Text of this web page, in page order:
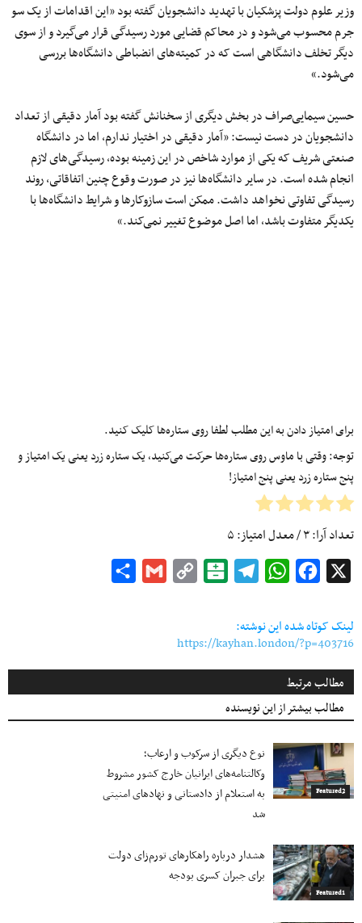
وزیر علوم دولت پزشکیان با تهدید دانشجویان گفته بود «این اقدامات از یک سو
جرم محسوب می‌شود و در محاکم قضایی مورد رسیدگی قرار می‌گیرد و از سوی
دیگر تخلف دانشگاهی است که در کمیته‌های انضباطی دانشگاه‌ها بررسی
می‌شود.»
حسین سیمایی‌صراف در بخش دیگری از سخنانش گفته بود آمار دقیقی از تعداد
دانشجویان در دست نیست:‌ «آمار دقیقی در اختیار ندارم، اما در دانشگاه
صنعتی شریف که یکی از موارد شاخص در این زمینه بوده، رسیدگی‌های لازم
انجام شده است. در سایر دانشگاه‌ها نیز در صورت وقوع چنین اتفاقاتی، روند
رسیدگی تفاوتی نخواهد داشت. ممکن است سازوکارها و شرایط دانشگاه‌ها با
یکدیگر متفاوت باشد، اما اصل موضوع تغییر نمی‌کند.»
برای امتیاز دادن به این مطلب لطفا روی ستاره‌ها کلیک کنید.
توجه: وقتی با ماوس روی ستاره‌ها حرکت می‌کنید، یک ستاره زرد یعنی یک امتیاز و
پنج ستاره زرد یعنی پنج امتیاز!
تعداد آرا:۳/ معدل امتیاز:۵
Facebook
WhatsApp
Telegram
Balatarin
Copy
Gmail
لینک کوتاه شده این نوشته:
https://kayhan.london/?p=403716
مطالب مرتبط
مطالب بیشتر از این نویسنده
Featured2
نوع دیگری از سرکوب و ارعاب؛
وکالتنامه‌های ایرانیان خارج کشور مشروط
به استعلام از دادستانی و نهادهای امنیتی
شد
Featured1
هشدار درباره راهکارهای تورم‌زای دولت
برای جبران کسری بودجه